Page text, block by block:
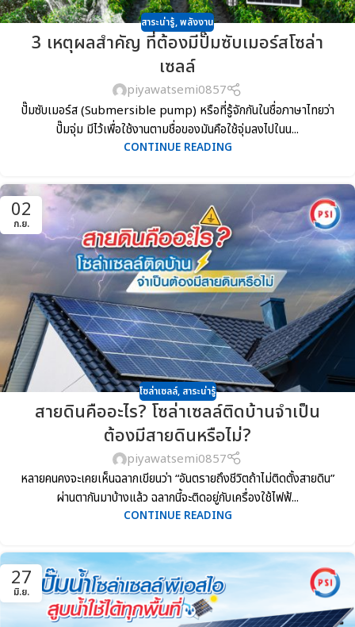
สาระน่ารู้,พลังงาน
3 เหตุผลสำคัญ ที่ต้องมีปั๊มซับเมอร์สโซล่า
เซลล์
piyawatsemi0857
ปั๊มซับเมอร์ส (Submersible pump) หรือที่รู้จักกันในชื่อภาษาไทยว่า
ปั๊มจุ่ม มีไว้เพื่อใช้งานตามชื่อของมันคือใช้จุ่มลงไปในน...
CONTINUE READING
02
ก.ย.
โซล่าเซลล์, สาระน่ารู้
สายดินคืออะไร? โซล่าเซลล์ติดบ้านจำเป็น
ต้องมีสายดินหรือไม่?
piyawatsemi0857
หลายคนคงจะเคยเห็นฉลากเขียนว่า “อันตรายถึงชีวิตถ้าไม่ติดตั้งสายดิน”
ผ่านตากันมาบ้างแล้ว ฉลากนี้จะติดอยู่กับเครื่องใช้ไฟฟ้...
CONTINUE READING
27
มิ.ย.